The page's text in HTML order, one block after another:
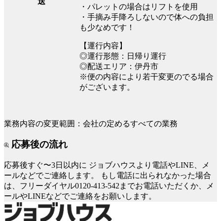
・パレットの場合はリフトを使用
・手摘み手降ろしないので体への負担
も少なめです！
【運行内容】
◎運行形態：日帰り運行
◎配送エリア：伊丹市
※便の内容により若干変更のでる場合
がございます。
業務内容の変更範囲：会社の定めるすべての業務
応募後の流れ
応募後すぐ〜3日以内に ジョブハウスより電話やLINE、メ
ールなどでご連絡します。
もし電話に出られなかった場合
は、フリーダイヤル0120-413-542までお電話いただくか、メ
ールやLINEなどでご連絡をお願いします。